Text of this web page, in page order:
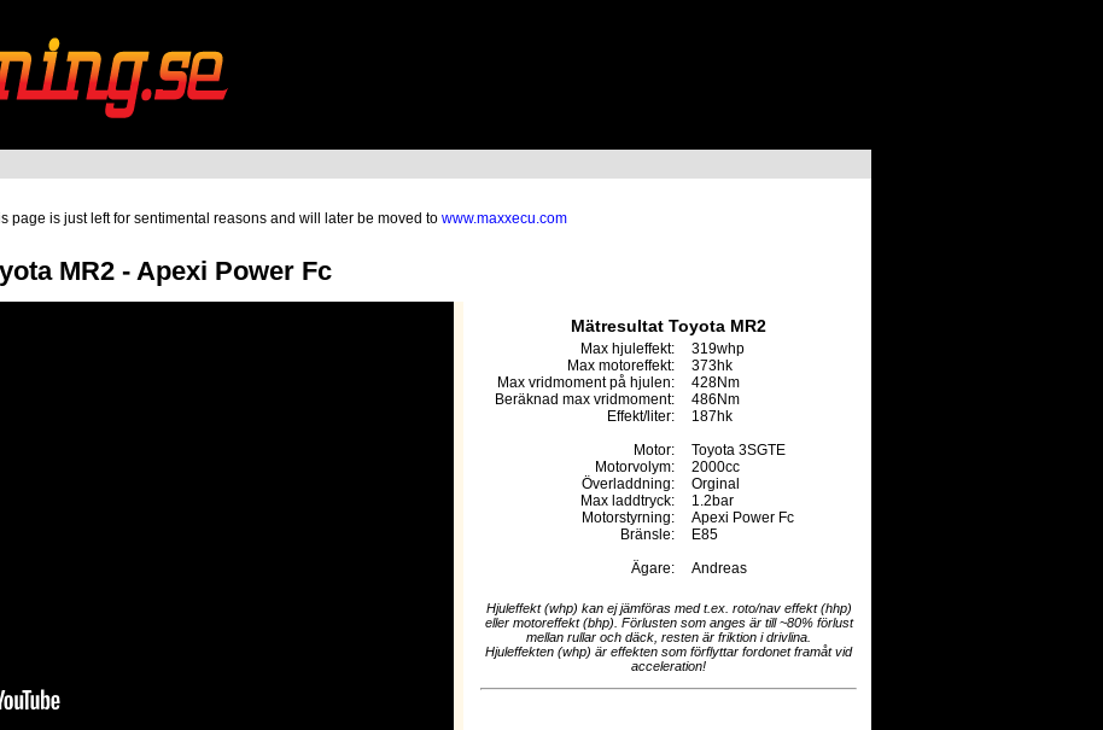
page is just left for sentimental reasons and will later be moved to www.maxxecu.com
MR2 - Apexi Power Fc
Mätresultat Toyota MR2
Max hjuleffekt:
319whp
Max motoreffekt:
373hk
Max vridmoment på hjulen:
428Nm
Beräknad max vridmoment:
486Nm
Effekt/liter:
187hk
Motor:
Toyota 3SGTE
Motorvolym:
2000cc
Överladdning:
Orginal
Max laddtryck:
1.2bar
Motorstyrning:
Apexi Power Fc
Bränsle:
E85
Ägare:
Andreas
Hjuleffekt (whp) kan ej jämföras med t.ex. roto/nav effekt (hhp)
eller motoreffekt (bhp). Förlusten som anges är till ~80% förlust
mellan rullar och däck, resten är friktion i drivlina.
Hjuleffekten (whp) är effekten som förflyttar fordonet framåt vid
acceleration!